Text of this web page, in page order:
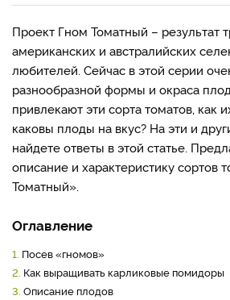
Проект Гном Томатный – результат
американских и австралийских
любителей. Сейчас в этой серии
разнообразной формы и окраса
привлекают эти сорта томатов, как
каковы плоды на вкус? На эти и
найдете ответы в этой статье.
описание и характеристику сортов
Томатный».
Оглавление
1. Посев «гномов»
2. Как выращивать карликовые помидоры
3. Описание плодов